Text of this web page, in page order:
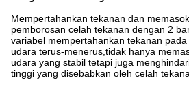
Mempertahankan tekanan dan
pemborosan celah tekanan dengan 2
variabel mempertahankan tekanan
udara terus-menerus,tidak hanya
udara yang stabil tetapi juga
tinggi yang disebabkan oleh celah